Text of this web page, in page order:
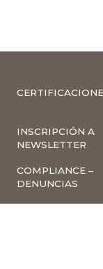
INSCRIPCIÓN A
NEWSLETTER
COMPLIANCE –
DENUNCIAS